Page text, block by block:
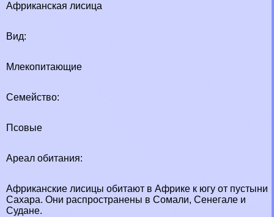
Африканская лисица
Вид:
Млекопитающие
Семейство:
Псовые
Ареал обитания:
Африканские лисицы обитают в Африке к югу от пустыни
Сахара. Они распространены в Сомали, Сенегале и
Судане.